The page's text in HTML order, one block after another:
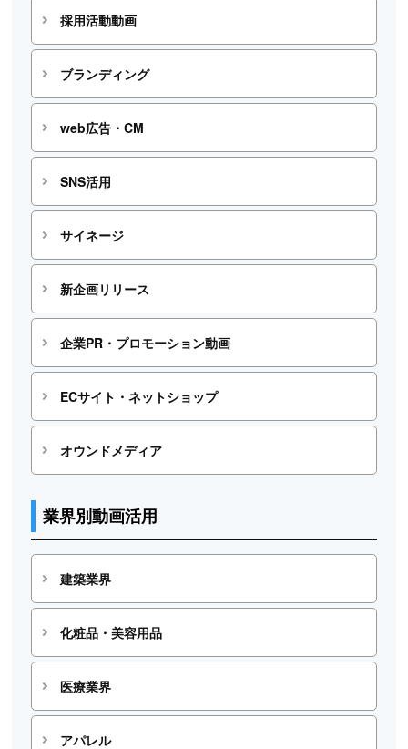
採用活動動画
ブランディング
web広告・CM
SNS活用
サイネージ
新企画リリース
企業PR・プロモーション動画
ECサイト・ネットショップ
オウンドメディア
業界別動画活用
建築業界
化粧品・美容用品
医療業界
アパレル